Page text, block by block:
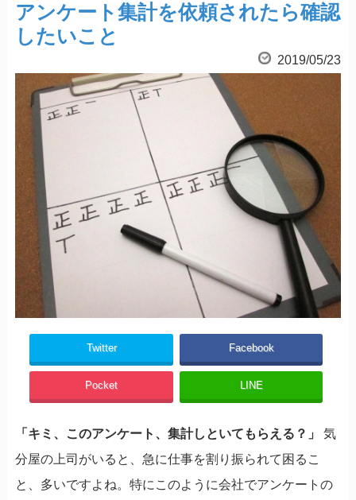
アンケート集計を依頼されたら確認
したいこと
2019/05/23
Twitter Facebook
Pocket LINE
「キミ、このアンケート、集計しといてもらえる？」
気
分屋の上司がいると、急に仕事を割り振られて困るこ
と、多いですよね。特にこのように会社でアンケートの